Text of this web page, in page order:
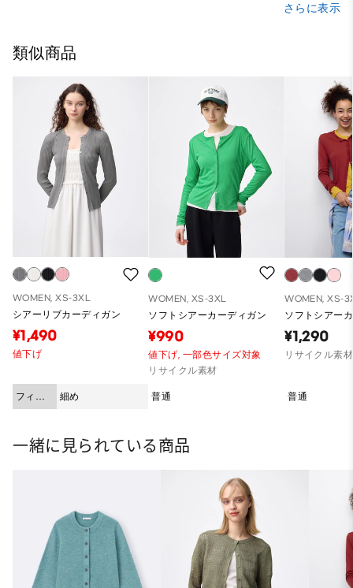
さらに表示
類似商品
WOMEN, XS-3XL
シアーリブカーディガン
¥1,490
値下げ
フィッ
ト
細め
WOMEN, XS-3XL
ソフトシアーカーディガン
¥990
値下げ, 一部色サイズ対象
リサイクル素材
普通
WOMEN, XS-
ソフトシアー
¥1,290
リサイクル素材
普通
一緒に見られている商品